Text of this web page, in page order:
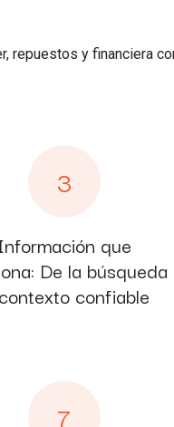
repuestos y financiera
3
que
De la búsqueda
confiable
7